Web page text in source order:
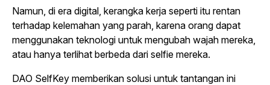
Namun, di era digital, kerangka kerja seperti itu rentan
terhadap kelemahan yang parah, karena orang dapat
menggunakan teknologi untuk mengubah wajah mereka,
atau hanya terlihat berbeda dari selfie mereka.
DAO SelfKey memberikan solusi untuk tantangan ini